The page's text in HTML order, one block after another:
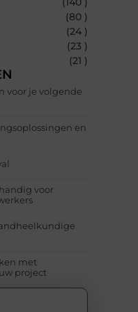
(80 )
(24 )
(23 )
(21 )
voor je volgende
en
voor
met
project